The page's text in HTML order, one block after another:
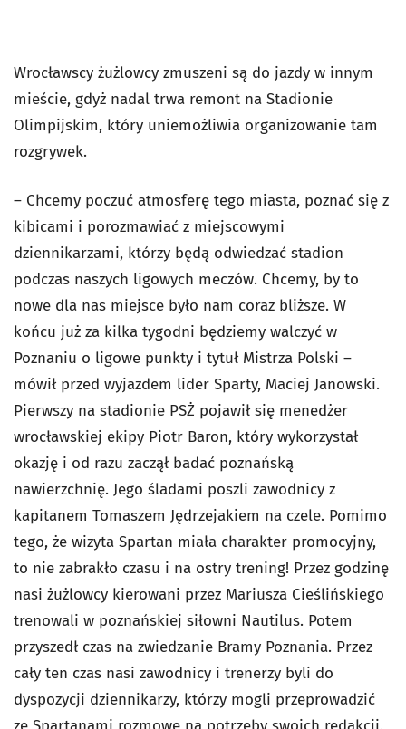
Wrocławscy żużlowcy zmuszeni są do jazdy w innym
mieście, gdyż nadal trwa remont na Stadionie
Olimpijskim, który uniemożliwia organizowanie tam
rozgrywek.
– Chcemy poczuć atmosferę tego miasta, poznać się z
kibicami i porozmawiać z miejscowymi
dziennikarzami, którzy będą odwiedzać stadion
podczas naszych ligowych meczów. Chcemy, by to
nowe dla nas miejsce było nam coraz bliższe. W
końcu już za kilka tygodni będziemy walczyć w
Poznaniu o ligowe punkty i tytuł Mistrza Polski –
mówił przed wyjazdem lider Sparty, Maciej Janowski.
Pierwszy na stadionie PSŻ pojawił się menedżer
wrocławskiej ekipy Piotr Baron, który wykorzystał
okazję i od razu zaczął badać poznańską
nawierzchnię. Jego śladami poszli zawodnicy z
kapitanem Tomaszem Jędrzejakiem na czele. Pomimo
tego, że wizyta Spartan miała charakter promocyjny,
to nie zabrakło czasu i na ostry trening! Przez godzinę
nasi żużlowcy kierowani przez Mariusza Cieślińskiego
trenowali w poznańskiej siłowni Nautilus. Potem
przyszedł czas na zwiedzanie Bramy Poznania. Przez
cały ten czas nasi zawodnicy i trenerzy byli do
dyspozycji dziennikarzy, którzy mogli przeprowadzić